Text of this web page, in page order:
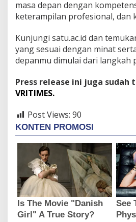
masa depan dengan
keterampilan profesional, dan
Kunjungi satu.ac.id dan
yang sesuai dengan minat
depanmu dimulai dari langkah
Press release ini juga sudah
VRITIMES.
Post Views: 90